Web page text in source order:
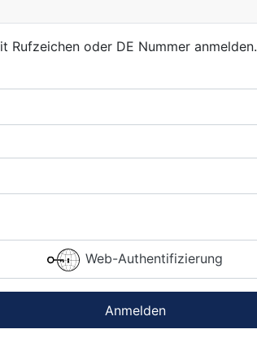
oder DE Nummer anmelden.
Web-Authentifizierung
Anmelden